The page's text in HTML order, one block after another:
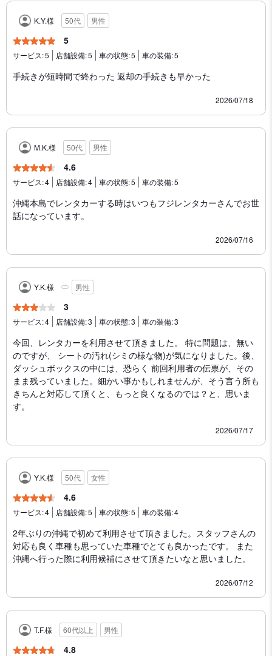
K.Y.様 50代 男性
5
サービス:5 店舗設備:5 車の状態:5 車の装備:5
手続きが短時間で終わった 返却の手続きも早かった
2026/07/18
M.K.様 50代 男性
4.6
サービス:4 店舗設備:4 車の状態:5 車の装備:5
沖縄本島でレンタカーする時はいつもフジレンタカーさんでお世
話になっています。
2026/07/16
Y.K.様 男性
3
サービス:4 店舗設備:3 車の状態:3 車の装備:3
今回、レンタカーを利用させて頂きました。 特に問題は、無い
のですが、 シートの汚れ(シミの様な物)が気になりました。後、
ダッシュボックスの中には、恐らく 前回利用者の伝票が、その
まま残っていました。細かい事かもしれませんが、そう言う所も
きちんと対応して頂くと、もっと良くなるのでは？と、思いま
す。
2026/07/17
Y.K.様 50代 女性
4.6
サービス:4 店舗設備:5 車の状態:5 車の装備:4
2年ぶりの沖縄で初めて利用させて頂きました。スタッフさんの
対応も良く車種も思っていた車種でとても良かったです。 また
沖縄へ行った際に利用候補にさせて頂きたいなと思いました。
2026/07/12
T.F.様 60代以上 男性
4.8